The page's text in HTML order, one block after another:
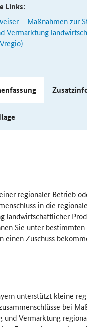
Links:
– Maßnahmen zur
Vermarktung
regionaler Betrieb
in die
landwirtschaftlicher
Sie unter bestimmten
einen Zuschuss
unterstützt kleine
bei
und Vermarktung